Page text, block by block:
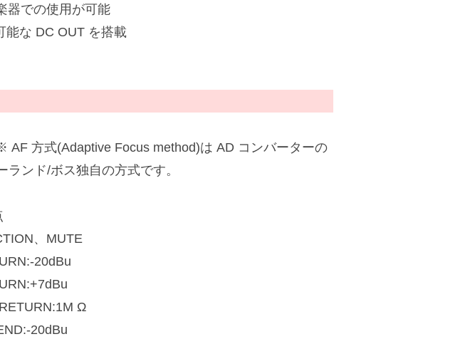
器での使用が可能
能な DC OUT を搭載
AF 方式(Adaptive Focus method)は AD コンバーターの
ンド/ボス独自の方式です。
、MUTE
20dBu
Ω
20dBu